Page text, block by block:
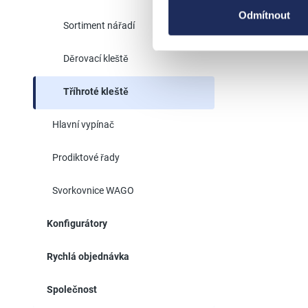
Odmítnout
Sortiment nářadí
Děrovací kleště
Tříhroté kleště
Hlavní vypínač
Prodiktové řady
Svorkovnice WAGO
Konfigurátory
Rychlá objednávka
Společnost